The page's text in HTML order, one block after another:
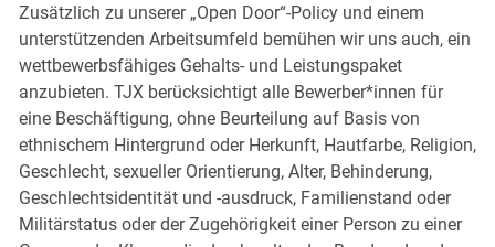
Zusätzlich zu unserer „Open Door“-Policy und einem
unterstützenden Arbeitsumfeld bemühen wir uns auch, ein
wettbewerbsfähiges Gehalts- und Leistungspaket
anzubieten. TJX berücksichtigt alle Bewerber*innen für
eine Beschäftigung, ohne Beurteilung auf Basis von
ethnischem Hintergrund oder Herkunft, Hautfarbe, Religion,
Geschlecht, sexueller Orientierung, Alter, Behinderung,
Geschlechtsidentität und -ausdruck, Familienstand oder
Militärstatus oder der Zugehörigkeit einer Person zu einer